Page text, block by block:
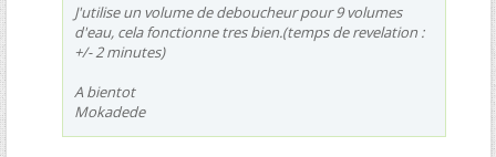
J'utilise un volume de deboucheur pour 9 volumes
d'eau, cela fonctionne tres bien.(temps de revelation :
+/- 2 minutes)
A bientot
Mokadede